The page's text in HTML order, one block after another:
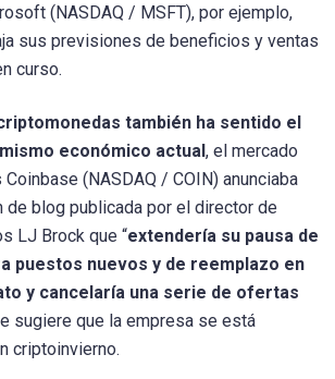
(NASDAQ / MSFT), por ejemplo,
sus previsiones de beneficios y ventas
curso.
también ha sentido el
económico actual, el mercado
(NASDAQ / COIN) anunciaba
de blog publicada por el director de
LJ Brock que “extendería su pausa de
puestos nuevos y de reemplazo en
y cancelaría una serie de ofertas
sugiere que la empresa se está
criptoinvierno.